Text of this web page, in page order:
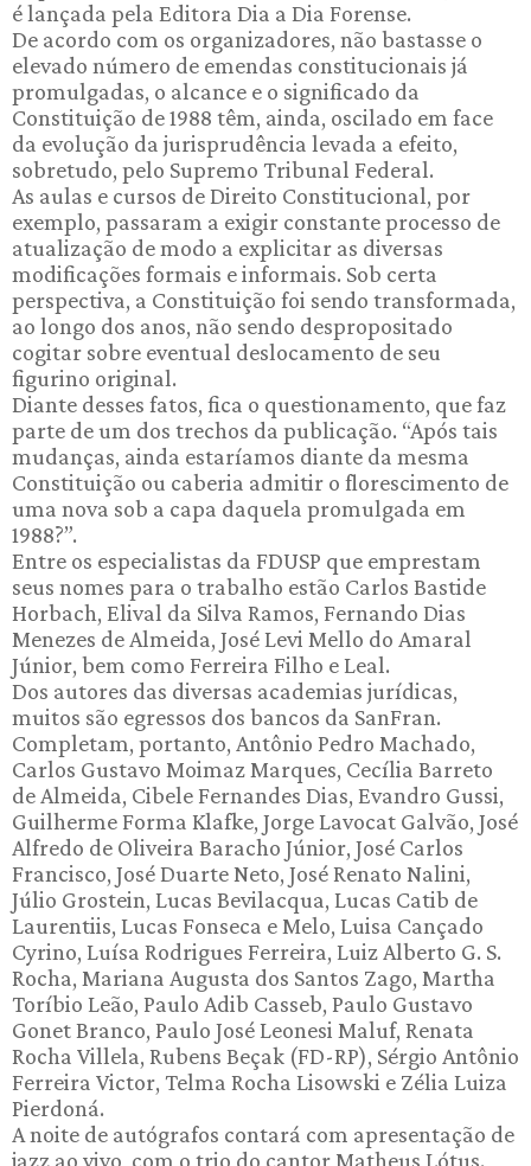
é lançada pela Editora Dia a Dia Forense.
De acordo com os organizadores, não bastasse o
elevado número de emendas constitucionais já
promulgadas, o alcance e o significado da
Constituição de 1988 têm, ainda, oscilado em face
da evolução da jurisprudência levada a efeito,
sobretudo, pelo Supremo Tribunal Federal.
As aulas e cursos de Direito Constitucional, por
exemplo, passaram a exigir constante processo de
atualização de modo a explicitar as diversas
modificações formais e informais. Sob certa
perspectiva, a Constituição foi sendo transformada,
ao longo dos anos, não sendo despropositado
cogitar sobre eventual deslocamento de seu
figurino original.
Diante desses fatos, fica o questionamento, que faz
parte de um dos trechos da publicação. “Após tais
mudanças, ainda estaríamos diante da mesma
Constituição ou caberia admitir o florescimento de
uma nova sob a capa daquela promulgada em
1988?”.
Entre os especialistas da FDUSP que emprestam
seus nomes para o trabalho estão Carlos Bastide
Horbach, Elival da Silva Ramos, Fernando Dias
Menezes de Almeida, José Levi Mello do Amaral
Júnior, bem como Ferreira Filho e Leal.
Dos autores das diversas academias jurídicas,
muitos são egressos dos bancos da SanFran.
Completam, portanto, Antônio Pedro Machado,
Carlos Gustavo Moimaz Marques, Cecília Barreto
de Almeida, Cibele Fernandes Dias, Evandro Gussi,
Guilherme Forma Klafke, Jorge Lavocat Galvão, José
Alfredo de Oliveira Baracho Júnior, José Carlos
Francisco, José Duarte Neto, José Renato Nalini,
Júlio Grostein, Lucas Bevilacqua, Lucas Catib de
Laurentiis, Lucas Fonseca e Melo, Luisa Cançado
Cyrino, Luísa Rodrigues Ferreira, Luiz Alberto G. S.
Rocha, Mariana Augusta dos Santos Zago, Martha
Toríbio Leão, Paulo Adib Casseb, Paulo Gustavo
Gonet Branco, Paulo José Leonesi Maluf, Renata
Rocha Villela, Rubens Beçak (FD-RP), Sérgio Antônio
Ferreira Victor, Telma Rocha Lisowski e Zélia Luiza
Pierdoná.
A noite de autógrafos contará com apresentação de
jazz ao vivo, com o trio do cantor Matheus Lótus.